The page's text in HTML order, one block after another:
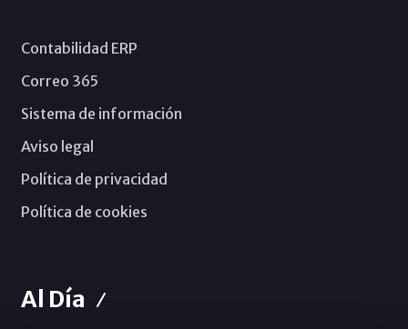
Contabilidad ERP
Correo 365
Sistema de información
Aviso legal
Política de privacidad
Política de cookies
Al Día